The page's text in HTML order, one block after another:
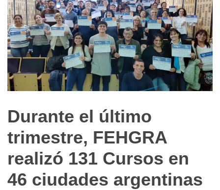
Notas
Archivo
Durante el último
trimestre, FEHGRA
realizó 131 Cursos en
46 ciudades argentinas